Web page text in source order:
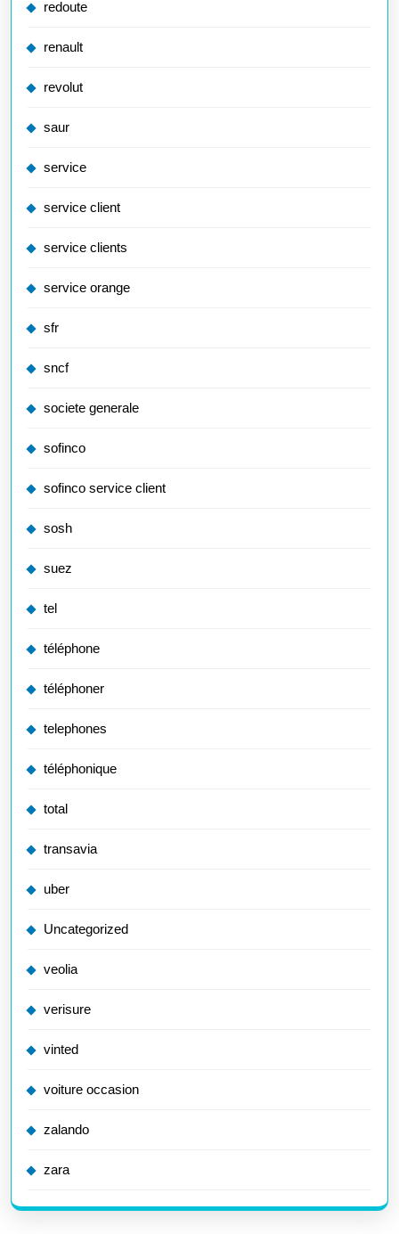
redoute
renault
revolut
saur
service
service client
service clients
service orange
sfr
sncf
societe generale
sofinco
sofinco service client
sosh
suez
tel
téléphone
téléphoner
telephones
téléphonique
total
transavia
uber
Uncategorized
veolia
verisure
vinted
voiture occasion
zalando
zara